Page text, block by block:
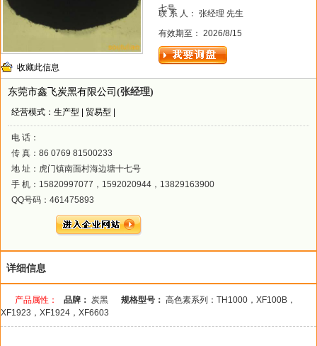
收藏此信息
七号
联 系 人： 张经理 先生
有效期至： 2026/8/15
东莞市鑫飞炭黑有限公司 (张经理)
经营模式：生产型 | 贸易型 |
电 话：
传 真：86 0769 81500233
地 址：虎门镇南面村海边塘十七号
手 机：15820997077，1592020944，13829163900
QQ号码：461475893
详细信息
产品属性： 品牌： 炭黑 规格型号： 高色素系列：TH1000，XF100B，
XF1923，XF1924，XF6603